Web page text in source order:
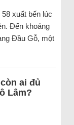
xuất bến lúc
Đến khoảng
Đầu Gỗ, một
ai đủ
Lâm?